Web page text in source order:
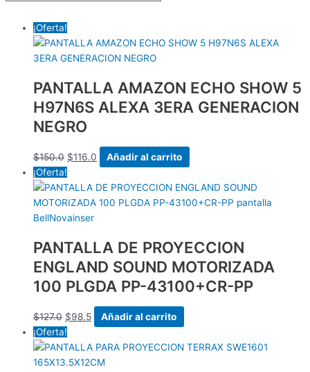
¡Oferta!
PANTALLA AMAZON ECHO SHOW 5
H97N6S ALEXA 3ERA GENERACION
NEGRO
$150.0 $116.0
Añadir al carrito
¡Oferta!
PANTALLA DE PROYECCION
ENGLAND SOUND MOTORIZADA
100 PLGDA PP-43100+CR-PP
$127.0 $98.5
Añadir al carrito
¡Oferta!